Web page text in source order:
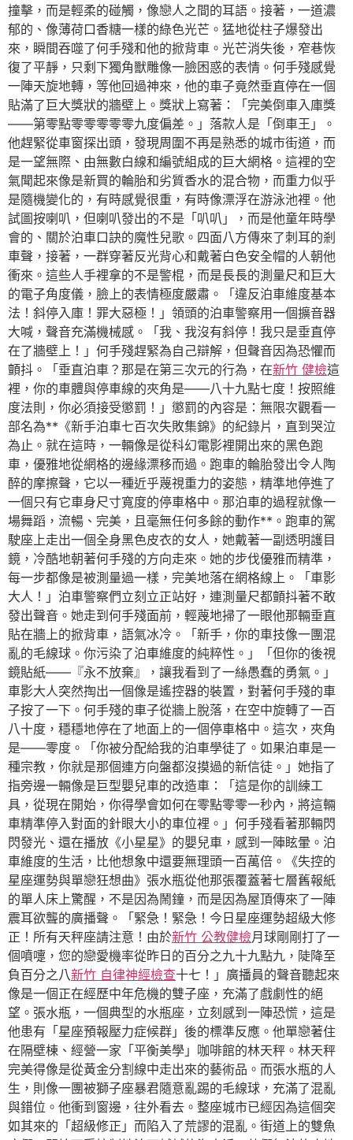
撞擊，而是輕柔的碰觸，像戀人之間的耳語。接著，一道濃
郁的、像薄荷口香糖一樣的綠色光芒。猛地從柱子爆發出
來，瞬間吞噬了何手殘和他的掀背車。光芒消失後，窄巷恢
復了平靜，只剩下獨角獸雕像一臉困惑的表情。何手殘感覺
一陣天旋地轉，等他回過神來，他的車子竟然垂直停在一個
貼滿了巨大獎狀的牆壁上。獎狀上寫著：「完美倒車入庫獎
——第零點零零零零零九度偏差。」落款人是「倒車王」。
他趕緊從車窗探出頭，發現周圍不再是熟悉的城市街道，而
是一望無際、由無數白線和編號組成的巨大網格。這裡的空
氣聞起來像是新買的輪胎和劣質香水的混合物，而重力似乎
是隨機變化的，有時感覺很重，有時像漂浮在游泳池裡。他
試圖按喇叭，但喇叭發出的不是「叭叭」，而是他童年時學
會的、關於泊車口訣的魔性兒歌。四面八方傳來了刺耳的剎
車聲，接著，一群穿著反光背心和戴著白色安全帽的人朝他
衝來。這些人手裡拿的不是警棍，而是長長的測量尺和巨大
的電子角度儀，臉上的表情極度嚴肅。「違反泊車維度基本
法！斜停入庫！罪大惡極！」領頭的泊車警察用一個擴音器
大喊，聲音充滿機械感。「我、我沒有斜停！我只是垂直停
在了牆壁上！」何手殘趕緊為自己辯解，但聲音因為恐懼而
顫抖。「垂直泊車？那是在第三次元的行為，在新竹 健檢這
裡，你的車體與停車線的夾角是——八十九點七度！按照維
度法則，你必須接受懲罰！」懲罰的內容是：無限次觀看一
部名為**《新手泊車七百次失敗集錦》的紀錄片，直到哭泣
為止。就在這時，一輛像是從科幻電影裡開出來的黑色跑
車，優雅地從網格的邊緣漂移而過。跑車的輪胎發出令人陶
醉的摩擦聲，它以一種近乎蔑視重力的姿態，精準地停進了
一個只有它車身尺寸寬度的停車格中。那泊車的過程就像一
場舞蹈，流暢、完美，且毫無任何多餘的動作**。跑車的駕
駛座上走出一個全身黑色皮衣的女人，她戴著一副透明護目
鏡，冷酷地朝著何手殘的方向走來。她的步伐優雅而精準，
每一步都像是被測量過一樣，完美地落在網格線上。「車影
大人！」泊車警察們立刻立正站好，連測量尺都顫抖著不敢
發出聲音。她走到何手殘面前，輕蔑地掃了一眼他那輛垂直
貼在牆上的掀背車，語氣冰冷。「新手，你的車技像一團混
亂的毛線球。你污染了泊車維度的純粹性。」「但你的後視
鏡貼紙——『永不放棄』，讓我看到了一絲愚蠢的勇氣。」
車影大人突然掏出一個像是遙控器的裝置，對著何手殘的車
子按了一下。何手殘的車子從牆上脫落，在空中旋轉了一百
八十度，穩穩地停在了地面上的一個停車格中。這次，夾角
是——零度。「你被分配給我的泊車學徒了。如果泊車是一
種宗教，你就是那個連方向盤都沒摸過的新信徒。」她指了
指旁邊一輛像是巨型嬰兒車的改造車：「這是你的訓練工
具，從現在開始，你得學會如何在零點零零一秒內，將這輛
車精準停入對面的針眼大小的車位裡。」何手殘看著那輛閃
閃發光、還在播放《小星星》的嬰兒車，感到一陣眩暈。泊
車維度的生活，比他想象中還要無理頭一百萬倍。《失控的
星座運勢與單戀狂想曲》張水瓶從他那張覆蓋著七層舊報紙
的單人床上驚醒，不是因為鬧鐘，而是因為屋頂傳來了一陣
震耳欲聾的廣播聲。「緊急！緊急！今日星座運勢超級大修
正！所有天秤座請注意！由於新竹 公教健檢月球剛剛打了一
個噴嚏，您的戀愛機率從昨日的百分之九十九點九，陡降至
負百分之八新竹 自律神經檢查十七！」廣播員的聲音聽起來
像是一個正在經歷中年危機的雙子座，充滿了戲劇性的絕
望。張水瓶，一個典型的水瓶座，立刻感到一陣恐慌，這是
他患有「星座預報壓力症候群」後的標準反應。他單戀著住
在隔壁棟、經營一家「平衡美學」咖啡館的林天秤。林天秤
完美得像是從黃金分割線中走出來的藝術品。而張水瓶的人
生，則像一團被獅子座暴君隨意亂踢的毛線球，充滿了混亂
與錯位。他衝到窗邊，往外看去。整座城市已經因為這個突
如其來的「超級修正」而陷入了荒謬的混亂。街道上的雙魚